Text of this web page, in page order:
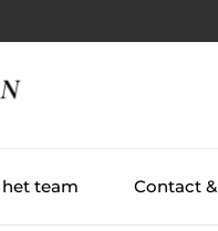
team Contact